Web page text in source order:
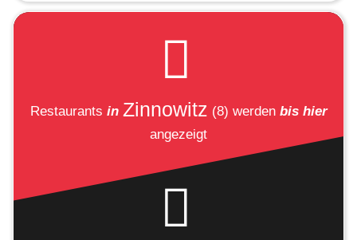
Restaurants in Zinnowitz (8) werden bis hier
angezeigt